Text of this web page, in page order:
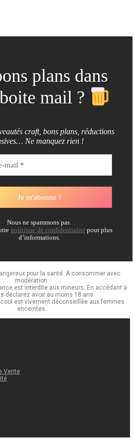
plans dans
mail ?
craft, bons plans, réductions
Ne manquez rien !
Nous ne spammons pas.
politique de confidentialité pour plus
d’informations.
pour la santé. À consommer avec
modération.
est interdite aux mineurs. En accédant à
déclarez avoir au moins 18 ans.
est vivement déconseillée aux femmes
enceintes.
Vente